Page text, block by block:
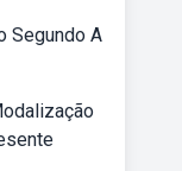
Segundo A